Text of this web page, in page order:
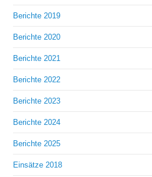
Berichte 2019
Berichte 2020
Berichte 2021
Berichte 2022
Berichte 2023
Berichte 2024
Berichte 2025
Einsätze 2018